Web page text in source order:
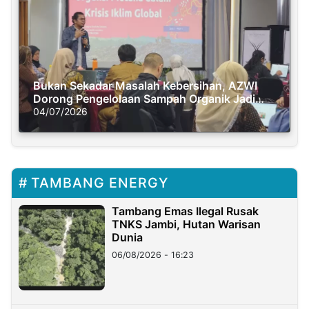
Bukan Sekadar Masalah Kebersihan, AZWI
Dorong Pengelolaan Sampah Organik Jadi
Solusi Krisis Iklim
04/07/2026
TAMBANG ENERGY
Tambang Emas Ilegal Rusak
TNKS Jambi, Hutan Warisan
Dunia
06/08/2026 - 16:23